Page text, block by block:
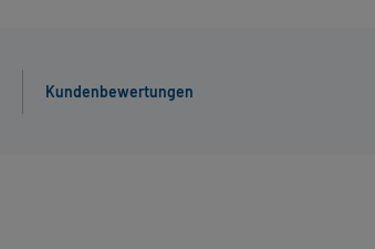
Kundenbewertungen